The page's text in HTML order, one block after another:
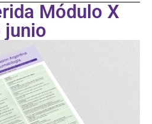
Módulo X
junio